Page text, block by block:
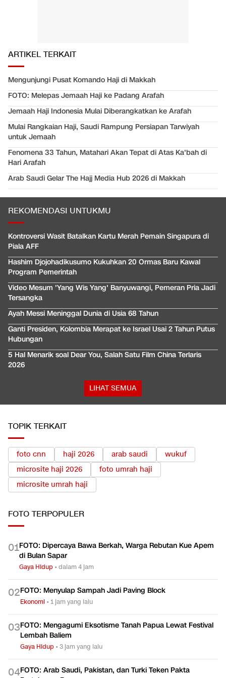
ARTIKEL TERKAIT
Mengunjungi Pusat Komando Haji di Makkah
FOTO: Melepas Jemaah Haji ke Padang Arafah
Jemaah Haji Indonesia Mulai Diberangkatkan ke Arafah
Mulai Rangkaian Haji, Saudi Rampung Persiapan Tarwiyah
untuk Jemaah
Fenomena 33 Tahun, Matahari Akan Tepat di Atas Ka'bah di
Hari Arafah
Arab Saudi Gelar The Hajj Media Hub 2026 di Makkah
REKOMENDASI UNTUKMU
Kontroversi Wasit Batalkan Kartu Merah Pemain Singapura di
Piala AFF
Hashim Djojohadikusumo Kukuhkan 20 Ormas Baru Kawal
Program Pemerintah
Video Mesum 'Yang Wis Yang' Banyuwangi, Pemeran Pria Jadi
Tersangka
Ayah Messi Meninggal Dunia di Usia 68 Tahun
Ganti Presiden, Kolombia Merapat ke Israel Usai 2 Tahun Putus
Hubungan
5 Hal Menarik soal Dear You, Salah Satu Film China Terlaris
2026
LIHAT SEMUA
TOPIK TERKAIT
foto cnn haji 2026 arab saudi
wukuf
microsite haji 2026
foto umrah haji
microsite umrah haji
FOTO TERPOPULER
01FOTO: Dipercaya Bawa Berkah, Warga Rebutan Kue Apem
di Bulan Sapar
Gaya Hidup •dalam 4 jam
02FOTO: Menyulap Sampah Jadi Paving Block
Ekonomi •1 jam yang lalu
03FOTO: Mengagumi Eksotisme Tanah Papua Lewat Festival
Lembah Baliem
Gaya Hidup •3 jam yang lalu
04FOTO: Arab Saudi, Pakistan, dan Turki Teken Pakta